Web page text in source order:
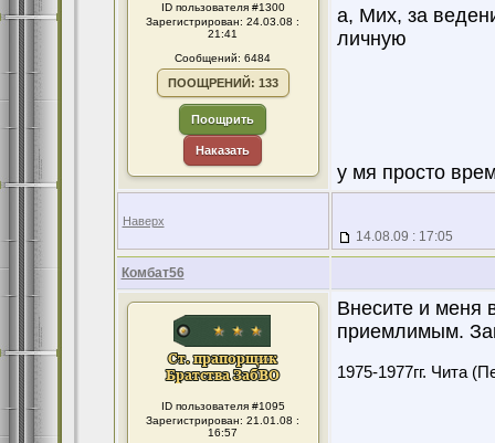
ID пользователя #1300
Зарегистрирован: 24.03.08 :
21:41
Сообщений: 6484
ПООЩРЕНИЙ: 133
Поощрить
Наказать
а, Мих, за
личную
у мя просто
Наверх
14.08.09 : 17:05
Комбат56
ID пользователя #1095
Зарегистрирован: 21.01.08 :
16:57
Внесите и меня
приемлимым.
1975-1977гг. Чита